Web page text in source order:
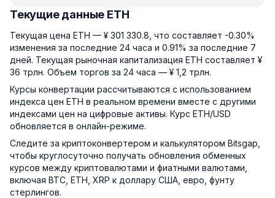
Текущие данные ETH
Текущая цена ETH — ¥ 301 330.8, что составляет -0.30%
изменения за последние 24 часа и 0.91% за последние 7
дней. Текущая рыночная капитализация ETH составляет ¥
36 трлн. Объем торгов за 24 часа — ¥ 1,2 трлн.
Курсы конвертации рассчитываются с использованием
индекса цен ETH в реальном времени вместе с другими
индексами цен на цифровые активы. Курс ETH/USD
обновляется в онлайн-режиме.
Следите за криптоконвертером и калькулятором Bitsgap,
чтобы круглосуточно получать обновления обменных
курсов между криптовалютами и фиатными валютами,
включая BTC, ETH, XRP к доллару США, евро, фунту
стерлингов.